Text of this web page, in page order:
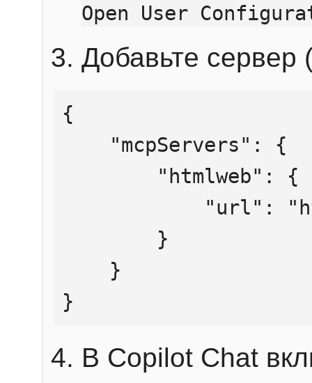
Open User
Добавьте сервер
{
}
В Copilot Chat